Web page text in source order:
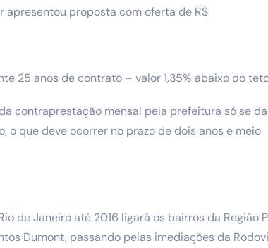
apresentou proposta com oferta de R$
25 anos de contrato – valor 1,35% abaixo do
contraprestação mensal pela prefeitura só se
o que deve ocorrer no prazo de dois anos e meio
de Janeiro até 2016 ligará os bairros da Região
Dumont, passando pelas imediações da